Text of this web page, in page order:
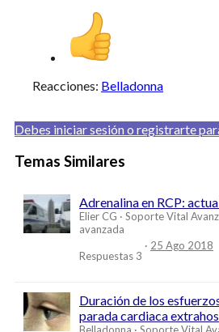
Reacciones: Belladonna
Debes iniciar sesión o registrarte
Temas Similares
Adrenalina en RCP:
Elier CG
Soporte Vital
avanzada
Respuestas 3
25 Ago 2018
Duración de los
parada cardiaca